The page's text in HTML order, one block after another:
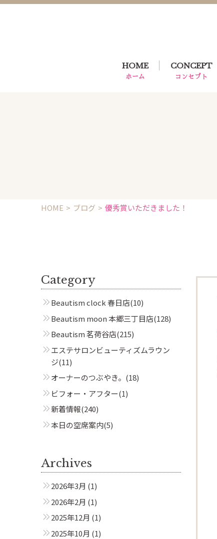
HOME
ホーム
CONCEPT
コンセプト
HOME ブログ 優秀賞いただきました！
Category
Beautism clock 春日店(10)
Beautism moon 本郷三丁目店(128)
Beautism 茗荷谷店(215)
エステサロンビューティズムラウン
ジ(11)
オーナーのつぶやき。 (18)
ビフォー・アフター(1)
新着情報(240)
本日の空席案内(5)
Archives
2026年3月 (1)
2026年2月 (1)
2025年12月 (1)
2025年10月 (1)